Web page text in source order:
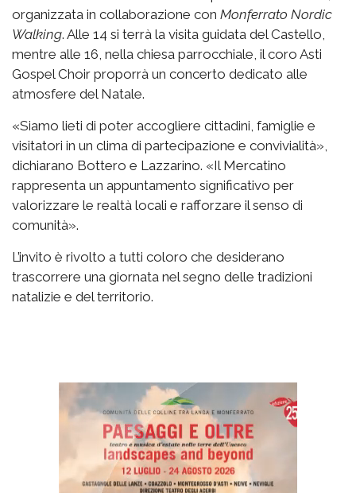
organizzata in collaborazione con Monferrato Nordic
Walking. Alle 14 si terrà la visita guidata del Castello,
mentre alle 16, nella chiesa parrocchiale, il coro Asti
Gospel Choir proporrà un concerto dedicato alle
atmosfere del Natale.
«Siamo lieti di poter accogliere cittadini, famiglie e
visitatori in un clima di partecipazione e convivialità»,
dichiarano Bottero e Lazzarino. «Il Mercatino
rappresenta un appuntamento significativo per
valorizzare le realtà locali e rafforzare il senso di
comunità».
L’invito è rivolto a tutti coloro che desiderano
trascorrere una giornata nel segno delle tradizioni
natalizie e del territorio.